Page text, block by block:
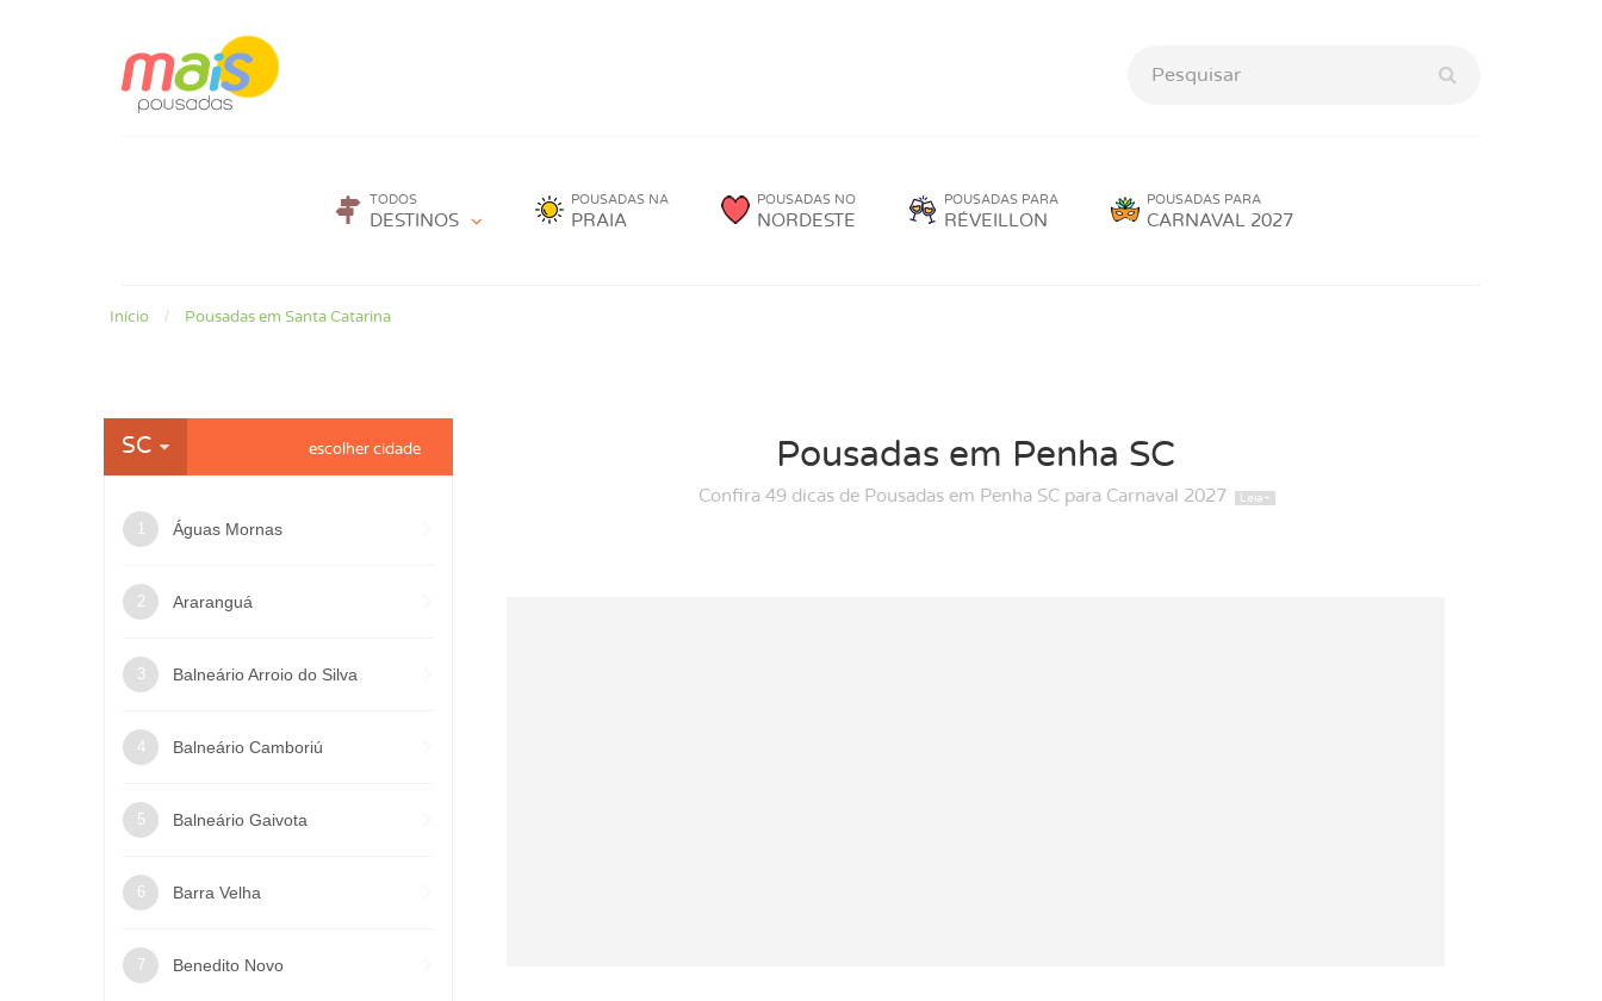
TODOS
DESTINOS
POUSADAS NA
PRAIA
POUSADAS NO
NORDESTE
POUSADAS PARA
RÉVEILLON
POUSADAS PARA
CARNAVAL 2027
Início Pousadas em Santa Catarina
SC
Águas Mornas
Araranguá
Balneário Arroio do Silva
Balneário Camboriú
Balneário Gaivota
Barra Velha
Benedito Novo
Pousadas em Penha SC
Confira 49 dicas de Pousadas em Penha SC para Carnaval 2027